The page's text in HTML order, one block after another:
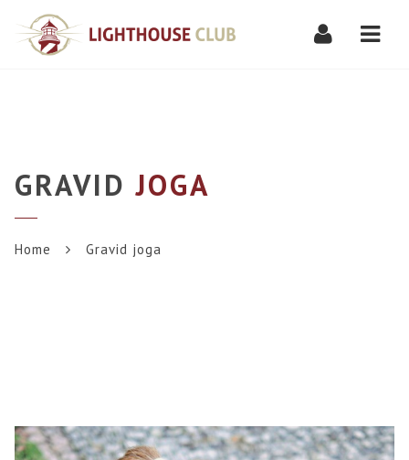
GRAVID JOGA
Home Gravid joga